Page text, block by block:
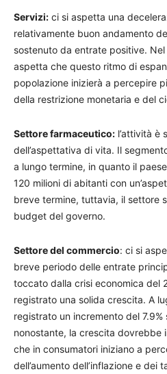
Servizi: ci si aspetta una
relativamente buon andamento
sostenuto da entrate positive.
aspetta che questo ritmo di
popolazione inizierà a percepire
della restrizione monetaria e del
Settore farmaceutico: l’attività è
dell’aspettativa di vita. Il
a lungo termine, in quanto il
120 milioni di abitanti con
breve termine, tuttavia, il settore
budget del governo.
Settore del commercio: ci si
breve periodo delle entrate
toccato dalla crisi economica del
registrato una solida crescita. A
registrato un incremento del 7.9%
nonostante, la crescita dovrebbe
che in consumatori iniziano a
dell’aumento dell’inflazione e dei